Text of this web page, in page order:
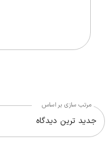
مرتب سازی بر اساس
جدید ترین دیدگاه